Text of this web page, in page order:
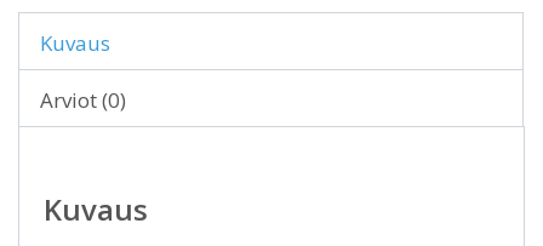
Kuvaus
Arviot (0)
Kuvaus